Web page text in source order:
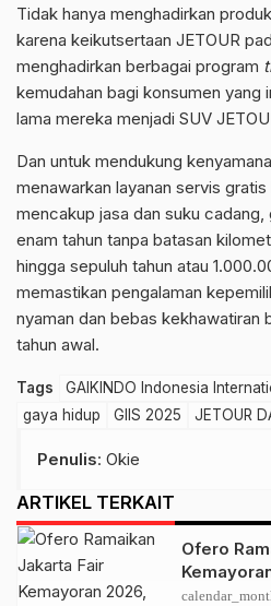
Tidak hanya menghadirkan
karena keikutsertaan JETOUR
menghadirkan berbagai program
kemudahan bagi konsumen yang
lama mereka menjadi SUV
Dan untuk mendukung
menawarkan layanan servis
mencakup jasa dan suku cadang,
enam tahun tanpa batasan
hingga sepuluh tahun atau
memastikan pengalaman
nyaman dan bebas kekhawatiran
tahun awal.
Tags
GAIKINDO Indonesia
gaya hidup
GIIS 2025 JETOUR
Penulis: Okie
ARTIKEL TERKAIT
Ofero
Produk